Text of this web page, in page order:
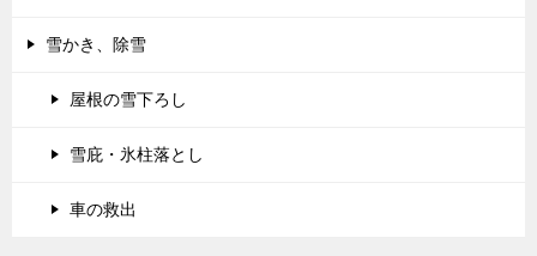
雪かき、除雪
屋根の雪下ろし
雪庇・氷柱落とし
車の救出